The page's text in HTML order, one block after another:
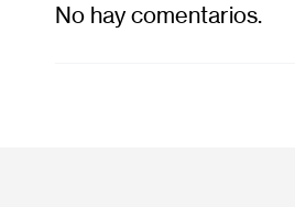
No hay comentarios.